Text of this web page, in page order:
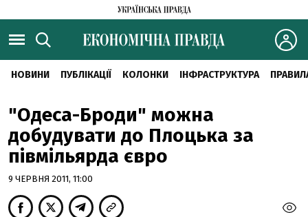
НОВИНИ ПУБЛІКАЦІЇ КОЛОНКИ ІНФРАСТРУКТУРА
"Одеса-Броди" можна
добудувати до Плоцька за
півмільярда євро
9 ЧЕРВНЯ 2011, 11:00